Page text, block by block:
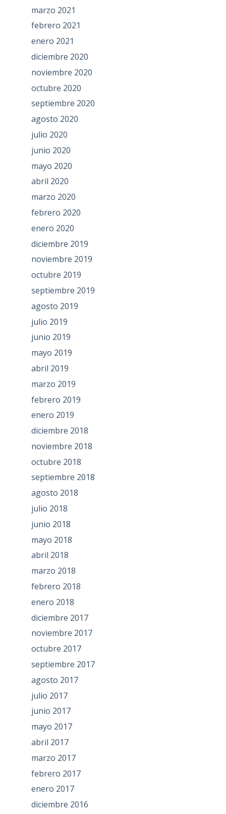
marzo 2021
febrero 2021
enero 2021
diciembre 2020
noviembre 2020
octubre 2020
septiembre 2020
agosto 2020
julio 2020
junio 2020
mayo 2020
abril 2020
marzo 2020
febrero 2020
enero 2020
diciembre 2019
noviembre 2019
octubre 2019
septiembre 2019
agosto 2019
julio 2019
junio 2019
mayo 2019
abril 2019
marzo 2019
febrero 2019
enero 2019
diciembre 2018
noviembre 2018
octubre 2018
septiembre 2018
agosto 2018
julio 2018
junio 2018
mayo 2018
abril 2018
marzo 2018
febrero 2018
enero 2018
diciembre 2017
noviembre 2017
octubre 2017
septiembre 2017
agosto 2017
julio 2017
junio 2017
mayo 2017
abril 2017
marzo 2017
febrero 2017
enero 2017
diciembre 2016